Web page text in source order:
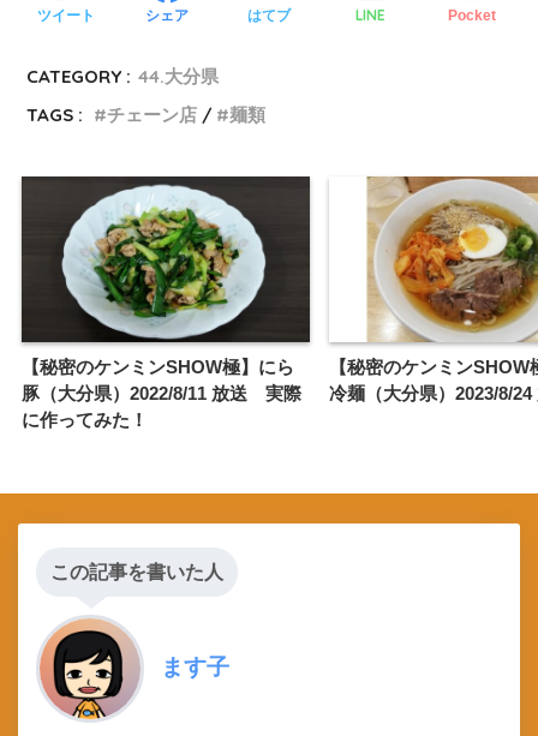
ツイート シェア はてブ LINE Pocket
CATEGORY : 44.大分県
TAGS :
チェーン店 麺類
【秘密のケンミンSHOW極】にら
豚（大分県）2022/8/11 放送 実際
に作ってみた！
【秘密のケンミンSHOW
冷麺（大分県）2023/8/24
この記事を書いた人
ます子